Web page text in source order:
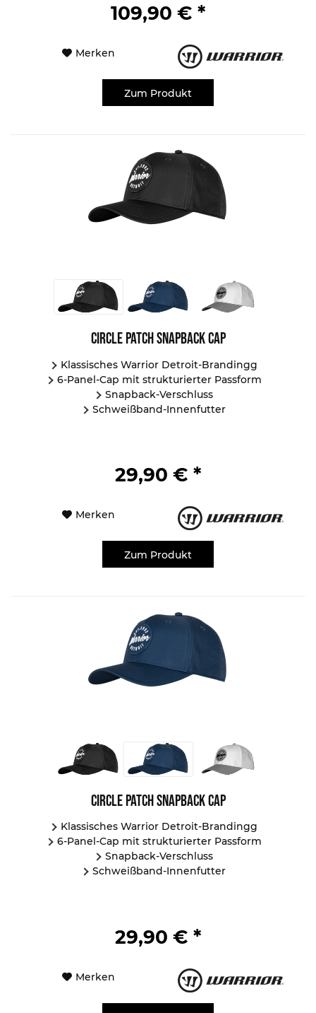
109,90 € *
Merken
Zum Produkt
Circle Patch Snapback Cap
Klassisches Warrior Detroit-Brandingg
6-Panel-Cap mit strukturierter Passform
Snapback-Verschluss
Schweißband-Innenfutter
29,90 € *
Merken
Zum Produkt
Circle Patch Snapback Cap
Klassisches Warrior Detroit-Brandingg
6-Panel-Cap mit strukturierter Passform
Snapback-Verschluss
Schweißband-Innenfutter
29,90 € *
Merken